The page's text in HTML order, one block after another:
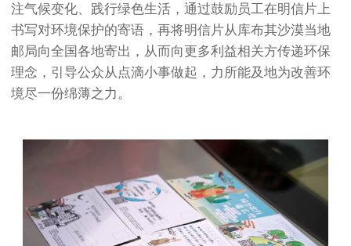
注气候变化、践行绿色生活，通过鼓励员工在明信片上
书写对环境保护的寄语，再将明信片从库布其沙漠当地
邮局向全国各地寄出，从而向更多利益相关方传递环保
理念，引导公众从点滴小事做起，力所能及地为改善环
境尽一份绵薄之力。